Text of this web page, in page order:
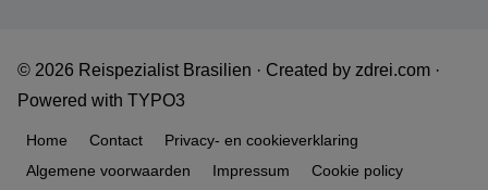
© 2026 Reispezialist Brasilien · Created by zdrei.com ·
Powered with TYPO3
Home Contact
Privacy- en cookieverklaring
Algemene voorwaarden
Impressum Cookie policy